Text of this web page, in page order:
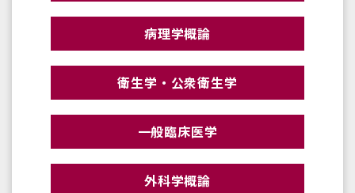
病理学概論
衛生学・公衆衛生学
一般臨床医学
外科学概論